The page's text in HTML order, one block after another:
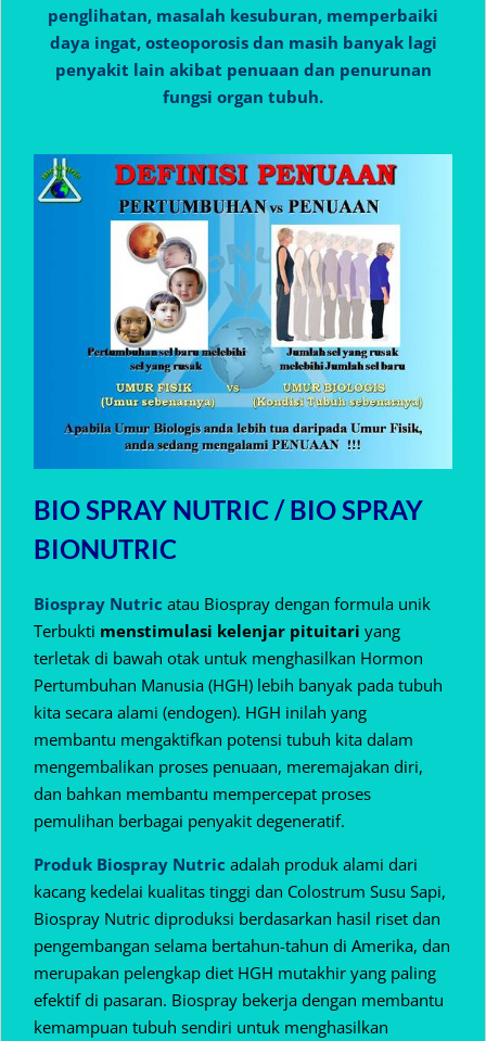
penglihatan, masalah kesuburan, memperbaiki
daya ingat, osteoporosis dan masih banyak lagi
penyakit lain akibat penuaan dan penurunan
fungsi organ tubuh.
BIO SPRAY NUTRIC / BIO SPRAY
BIONUTRIC
Biospray Nutric atau Biospray dengan formula unik
Terbukti menstimulasi kelenjar pituitari yang
terletak di bawah otak untuk menghasilkan Hormon
Pertumbuhan Manusia (HGH) lebih banyak pada tubuh
kita secara alami (endogen). HGH inilah yang
membantu mengaktifkan potensi tubuh kita dalam
mengembalikan proses penuaan, meremajakan diri,
dan bahkan membantu mempercepat proses
pemulihan berbagai penyakit degeneratif.
Produk Biospray Nutric adalah produk alami dari
kacang kedelai kualitas tinggi dan Colostrum Susu Sapi,
Biospray Nutric diproduksi berdasarkan hasil riset dan
pengembangan selama bertahun-tahun di Amerika, dan
merupakan pelengkap diet HGH mutakhir yang paling
efektif di pasaran. Biospray bekerja dengan membantu
kemampuan tubuh sendiri untuk menghasilkan